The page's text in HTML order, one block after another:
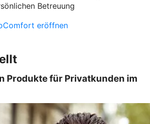
Betreuung
eröffnen
Produkte für Privatkunden im